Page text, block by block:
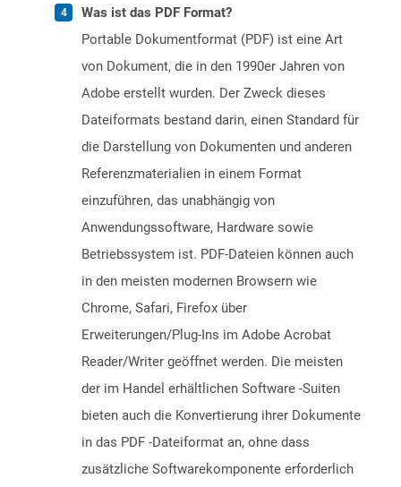
Was ist das PDF Format?
Portable Dokumentformat (PDF) ist eine Art
von Dokument, die in den 1990er Jahren von
Adobe erstellt wurden. Der Zweck dieses
Dateiformats bestand darin, einen Standard für
die Darstellung von Dokumenten und anderen
Referenzmaterialien in einem Format
einzuführen, das unabhängig von
Anwendungssoftware, Hardware sowie
Betriebssystem ist. PDF-Dateien können auch
in den meisten modernen Browsern wie
Chrome, Safari, Firefox über
Erweiterungen/Plug-Ins im Adobe Acrobat
Reader/Writer geöffnet werden. Die meisten
der im Handel erhältlichen Software -Suiten
bieten auch die Konvertierung ihrer Dokumente
in das PDF -Dateiformat an, ohne dass
zusätzliche Softwarekomponente erforderlich